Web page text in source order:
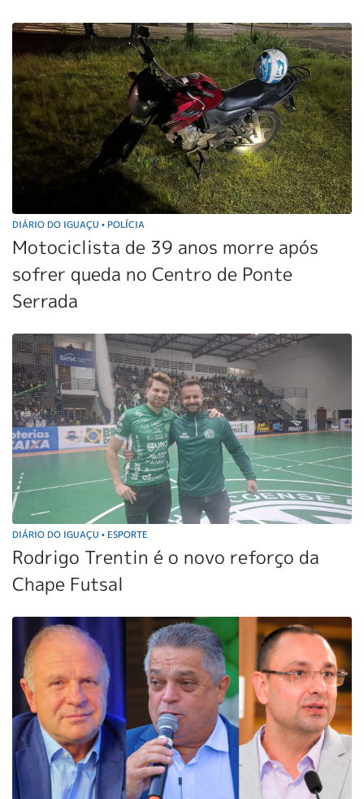
DIÁRIO DO IGUAÇU • POLÍCIA
Motociclista de 39 anos morre após
sofrer queda no Centro de Ponte
Serrada
DIÁRIO DO IGUAÇU • ESPORTE
Rodrigo Trentin é o novo reforço da
Chape Futsal